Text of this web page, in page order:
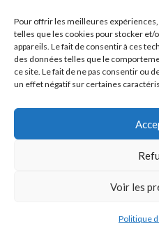
Pour offrir les meilleures
telles que les cookies pour stocker et/
appareils. Le fait de consentir à ces
des données telles que le
ce site. Le fait de ne pas consentir ou
un effet négatif sur certaines
Voir les
Politique
Message